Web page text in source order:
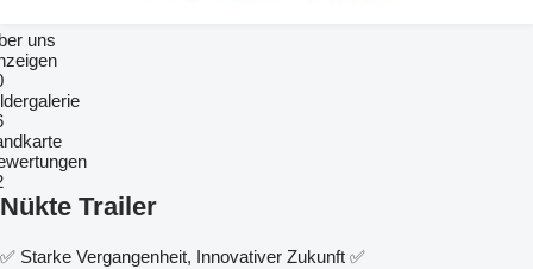
uns
Nükte Trailer
✅ Starke Vergangenheit, Innovativer Zukunft ✅